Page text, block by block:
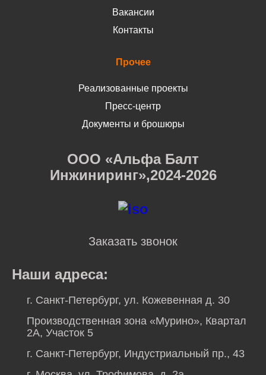
Вакансии
Контакты
Прочее
Реализованные проекты
Пресс-центр
Документы и брошюры
ООО «Альфа Балт
Инжиниринг»,2024-2026
Заказать звонок
Наши адреса:
г. Санкт-Петербург, ул. Кожевенная д. 30
Производственная зона «Мурино», Квартал
2А, Участок 5
г. Санкт-Петербург, Индустриальный пр., 43